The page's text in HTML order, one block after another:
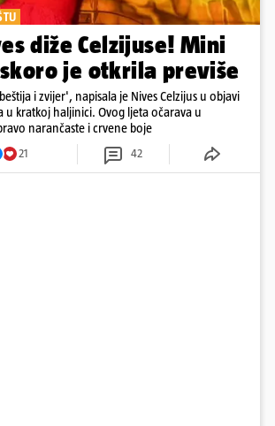
diže Celzijuse! Mini
je otkrila previše
i zvijer', napisala je Nives Celzijus u objavi
u kratkoj haljinici. Ovog ljeta očarava u
narančaste i crvene boje
21 42